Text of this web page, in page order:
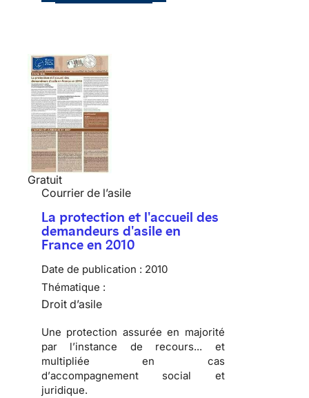
Gratuit
Courrier de l’asile
La protection et l'accueil des
demandeurs d'asile en
France en 2010
Date de publication : 2010
Thématique :
Droit d’asile
Une protection assurée en majorité
par l’instance de recours... et
multipliée en cas
d’accompagnement social et
juridique.